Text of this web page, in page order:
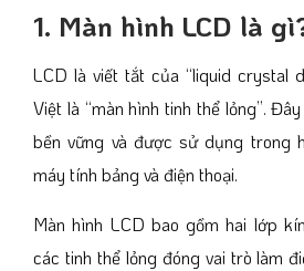
1. Màn hình LCD là
LCD là viết tắt của “liquid crystal
Việt là “màn hình tinh thể lỏng”.
bền vững và được sử dụng trong
máy tính bảng và điện thoại.
Màn hình LCD bao gồm hai lớp
các tinh thể lỏng đóng vai trò làm